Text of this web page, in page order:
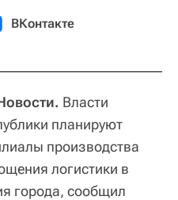
ВКонтакте
Власти
планируют
производства
логистики в
города, сообщил